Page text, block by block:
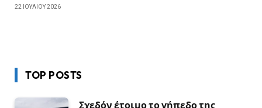
22 ΙΟΥΛΊΟΥ 2026
TOP POSTS
Σχεδόν έτοιμο το γήπεδο της